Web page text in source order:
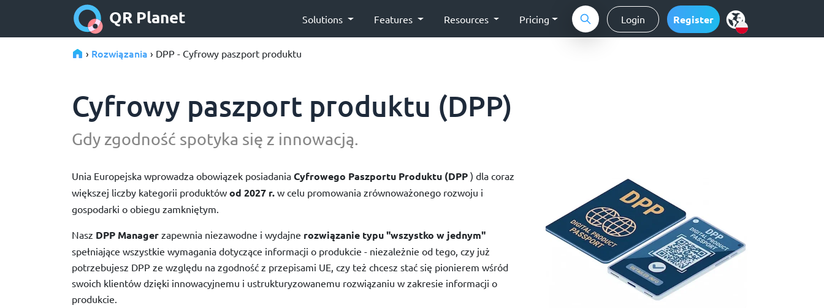
QR Planet Solutions Features Resources Pricing Login Register
› Rozwiązania › DPP - Cyfrowy paszport produktu
Cyfrowy paszport produktu (DPP)
Gdy zgodność spotyka się z innowacją.
Unia Europejska wprowadza obowiązek posiadania Cyfrowego Paszportu Produktu (DPP ) dla coraz
większej liczby kategorii produktów od 2027 r. w celu promowania zrównoważonego rozwoju i
gospodarki o obiegu zamkniętym.
Nasz DPP Manager zapewnia niezawodne i wydajne rozwiązanie typu "wszystko w jednym"
spełniające wszystkie wymagania dotyczące informacji o produkcie - niezależnie od tego, czy już
potrzebujesz DPP ze względu na zgodność z przepisami UE, czy też chcesz stać się pionierem wśród
swoich klientów dzięki innowacyjnemu i ustrukturyzowanemu rozwiązaniu w zakresie informacji o
produkcie.